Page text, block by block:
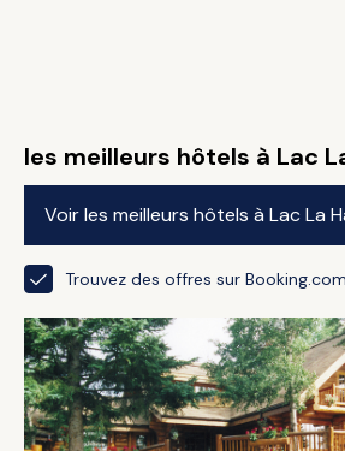
les meilleurs hôtels à Lac
Voir les meilleurs hôtels à Lac La
Trouvez des offres sur Booking.com